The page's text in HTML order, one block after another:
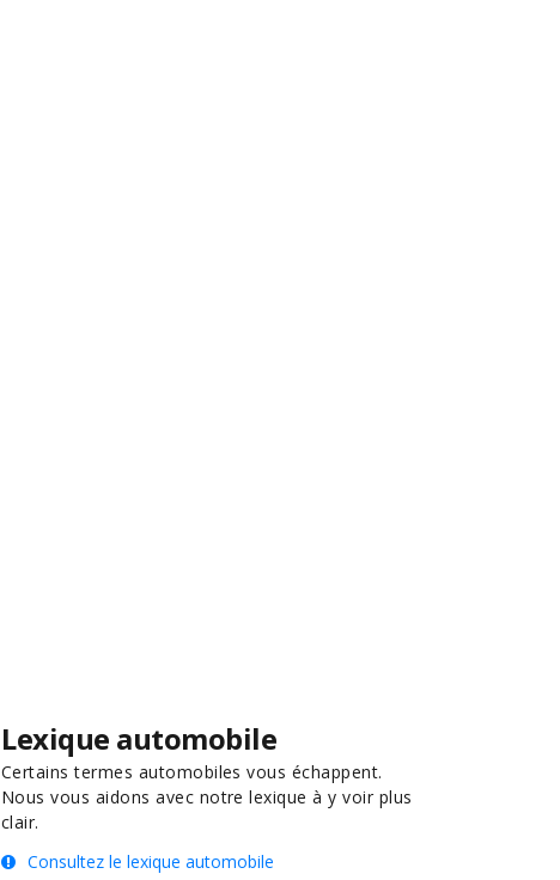
Lexique automobile
Certains termes automobiles vous échappent.
Nous vous aidons avec notre lexique à y voir plus
clair.
Consultez le lexique automobile